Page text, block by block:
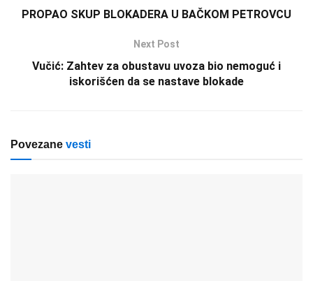
PROPAO SKUP BLOKADERA U BAČKOM PETROVCU
Next Post
Vučić: Zahtev za obustavu uvoza bio nemoguć i
iskorišćen da se nastave blokade
Povezane vesti